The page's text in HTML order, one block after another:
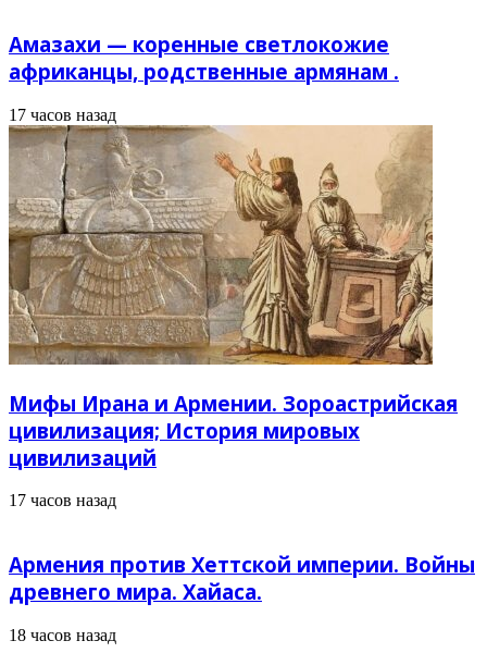
Амазахи — коренные светлокожие
африканцы, родственные армянам .
17 часов назад
Мифы Ирана и Армении. Зороастрийская
цивилизация; История мировых
цивилизаций
17 часов назад
Армения против Хеттской империи. Войны
древнего мира. Хайаса.
18 часов назад